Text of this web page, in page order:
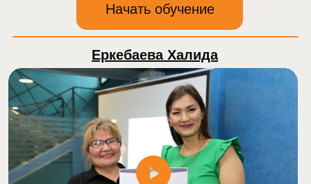
Еркебаева Халида
Начать обучение